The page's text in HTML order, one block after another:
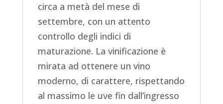
circa a metà del mese di
settembre, con un attento
controllo degli indici di
maturazione. La vinificazione è
mirata ad ottenere un vino
moderno, di carattere, rispettando
al massimo le uve fin dall’ingresso